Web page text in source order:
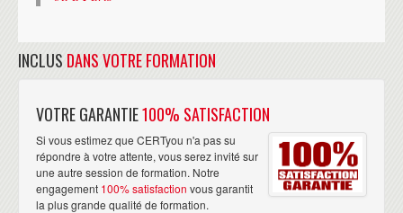
INCLUS DANS VOTRE FORMATION
VOTRE GARANTIE100% SATISFACTION
Si vous estimez que CERTyou n'a pas su
répondre à votre attente, vous serez invité sur
une autre session de formation. Notre
engagement 100% satisfaction vous garantit
la plus grande qualité de formation.